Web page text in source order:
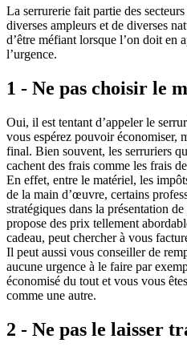
La serrurerie fait partie des
diverses ampleurs et de diverses
d’être méfiant lorsque l’on doit en
l’urgence.
1 - Ne pas choisir le
Oui, il est tentant d’appeler le
vous espérez pouvoir économiser,
final. Bien souvent, les serruriers
cachent des frais comme les frais
En effet, entre le matériel, les
de la main d’œuvre, certains
stratégiques dans la présentation
propose des prix tellement
cadeau, peut chercher à vous
Il peut aussi vous conseiller de
aucune urgence à le faire par
économisé du tout et vous vous
comme une autre.
2 - Ne pas le laisser